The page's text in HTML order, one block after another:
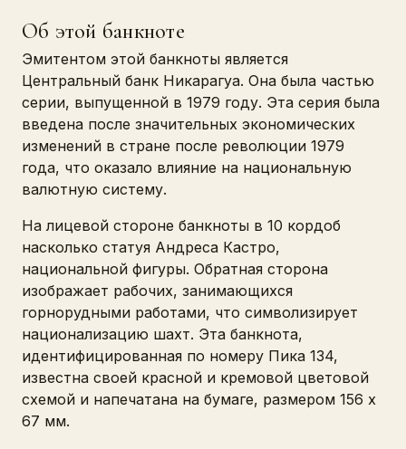
Об этой банкноте
Эмитентом этой банкноты является
Центральный банк Никарагуа. Она была частью
серии, выпущенной в 1979 году. Эта серия была
введена после значительных экономических
изменений в стране после революции 1979
года, что оказало влияние на национальную
валютную систему.
На лицевой стороне банкноты в 10 кордоб
насколько статуя Андреса Кастро,
национальной фигуры. Обратная сторона
изображает рабочих, занимающихся
горнорудными работами, что символизирует
национализацию шахт. Эта банкнота,
идентифицированная по номеру Пика 134,
известна своей красной и кремовой цветовой
схемой и напечатана на бумаге, размером 156 x
67 мм.